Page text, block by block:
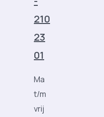
210
23
01
Ma
t/m
vrij